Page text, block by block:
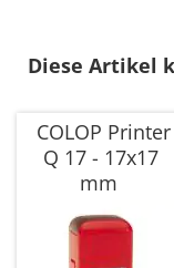
Diese Artikel
COLOP Printer
Q 17 - 17x17
mm